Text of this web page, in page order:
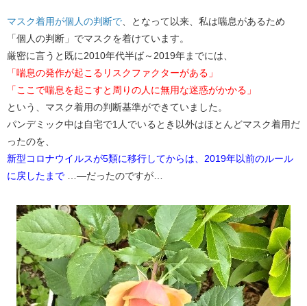
マスク着用が個人の判断で 、となって以来、私は喘息があるため
「個人の判断」でマスクを着けています。
厳密に言うと既に2010年代半ば～2019年までには、
「喘息の発作が起こるリスクファクターがある」
「ここで喘息を起こすと周りの人に無用な迷惑がかかる」
という、マスク着用の判断基準ができていました。
パンデミック中は自宅で1人でいるとき以外はほとんどマスク着用だ
ったのを、
新型コロナウイルスが5類に移行してからは、2019年以前のルール
に戻したまで …―だったのですが…